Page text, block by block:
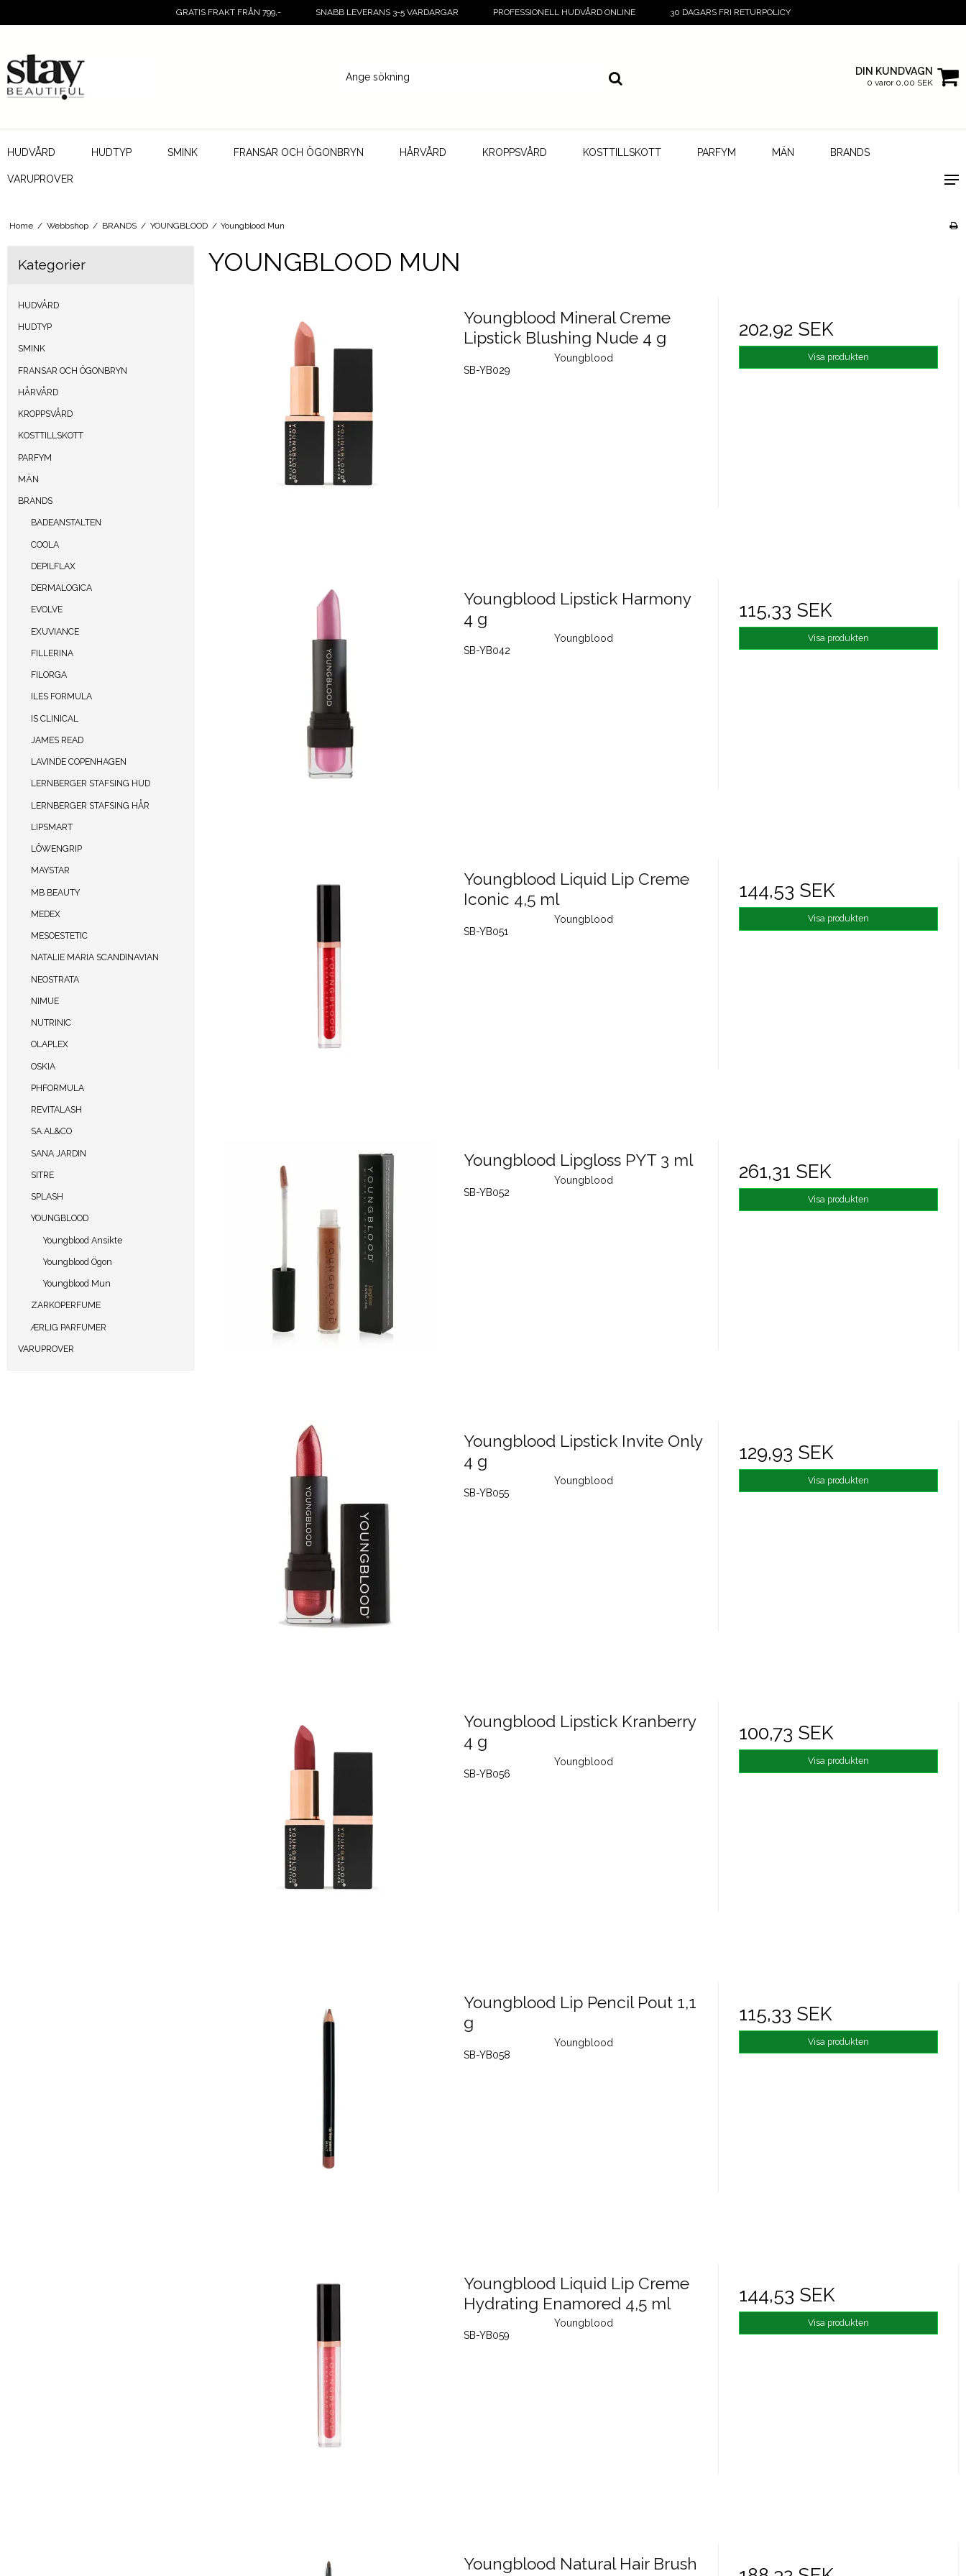
GRATIS FRAKT FRÅN 799,- SNABB LEVERANS 3-5 VARDARGAR PROFESSIONELL HUDVÅRD ONLINE 30 DAGARS FRI RETURPOLICY
DIN KUNDVAGN
0 varor 0,00 SEK
HUDVÅRD HUDTYP SMINK FRANSAR OCH ÖGONBRYN HÅRVÅRD KROPPSVÅRD KOSTTILLSKOTT PARFYM MÄN BRANDS
VARUPROVER
Home / Webbshop / BRANDS / YOUNGBLOOD / Youngblood Mun
Kategorier
HUDVÅRD
HUDTYP
SMINK
FRANSAR OCH ÖGONBRYN
HÅRVÅRD
KROPPSVÅRD
KOSTTILLSKOTT
PARFYM
MÄN
BRANDS
BADEANSTALTEN
COOLA
DEPILFLAX
DERMALOGICA
EVOLVE
EXUVIANCE
FILLERINA
FILORGA
ILES FORMULA
IS CLINICAL
JAMES READ
LAVINDE COPENHAGEN
LERNBERGER STAFSING HUD
LERNBERGER STAFSING HÅR
LIPSMART
LÔWENGRIP
MAYSTAR
MB BEAUTY
MEDEX
MESOESTETIC
NATALIE MARIA SCANDINAVIAN
NEOSTRATA
NIMUE
NUTRINIC
OLAPLEX
OSKIA
PHFORMULA
REVITALASH
SA.AL&CO
SANA JARDIN
SITRE
SPLASH
YOUNGBLOOD
Youngblood Ansikte
Youngblood Ögon
Youngblood Mun
ZARKOPERFUME
ÆRLIG PARFUMER
VARUPROVER
YOUNGBLOOD MUN
Youngblood Mineral Creme
Lipstick Blushing Nude 4 g
Youngblood
SB-YB029
202,92 SEK
Visa produkten
Youngblood Lipstick Harmony
4 g
Youngblood
SB-YB042
115,33 SEK
Visa produkten
Youngblood Liquid Lip Creme
Iconic 4,5 ml
Youngblood
SB-YB051
144,53 SEK
Visa produkten
Youngblood Lipgloss PYT 3 ml
Youngblood
SB-YB052
261,31 SEK
Visa produkten
Youngblood Lipstick Invite Only
4 g
Youngblood
SB-YB055
129,93 SEK
Visa produkten
Youngblood Lipstick Kranberry
4 g
Youngblood
SB-YB056
100,73 SEK
Visa produkten
Youngblood Lip Pencil Pout 1,1
g
Youngblood
SB-YB058
115,33 SEK
Visa produkten
Youngblood Liquid Lip Creme
Hydrating Enamored 4,5 ml
Youngblood
SB-YB059
144,53 SEK
Visa produkten
Youngblood Natural Hair Brush